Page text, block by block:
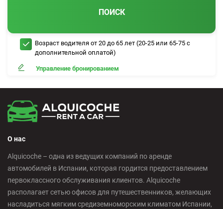
ПОИСК
Возраст водителя от 20 до 65 лет (20-25 или 65-75 с
дополнительной оплатой)
Управление бронированием
О нас
Alquicoche – одна из ведущих компаний по аренде
автомобилей в Испании, которая гордится предоставлением
первоклассного обслуживания клиентов. Alquicoche
располагает сетью офисов для путешественников, желающих
насладиться мягким средиземноморским климатом Испании,